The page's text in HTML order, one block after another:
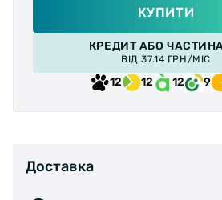
Отвори під стандартні спиці
Висота профілю обода 20мм, а
КУПИТИ
КРЕДИТ АБО
ВІД 37.14 ГРН/МІС
12 12 12 9
Доставка